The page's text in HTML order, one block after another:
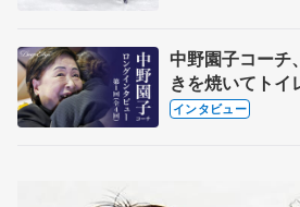
中野園子コーチ
きを焼いてト
も通用するとい
インタビュー